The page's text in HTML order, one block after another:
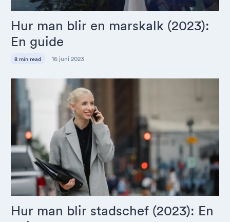
Hur man blir en marskalk (2023):
En guide
8 min read 16 juni 2023
Hur man blir stadschef (2023): En